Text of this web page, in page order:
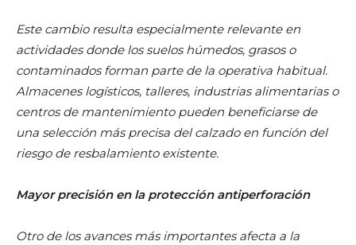
Este cambio resulta especialmente relevante en
actividades donde los suelos húmedos, grasos o
contaminados forman parte de la operativa habitual.
Almacenes logísticos, talleres, industrias alimentarias o
centros de mantenimiento pueden beneficiarse de
una selección más precisa del calzado en función del
riesgo de resbalamiento existente.
Mayor precisión en la protección antiperforación
Otro de los avances más importantes afecta a la